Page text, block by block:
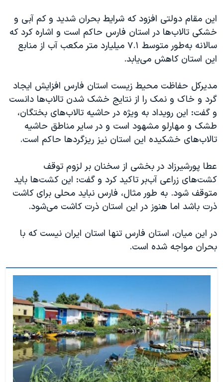
این مقام دولتی افزود که شرایط بحران شدید و کم آبی و
خشکی تالاب‌ها در استان فارس حاکم است و اشاره کرد که
سالانه به‌طور متوسط ۷.۱ میلیارد متر مکعب آب از منابع
این استان کاهش می‌یابد.
مدیرکل حفاظت محیط زیست استان فارس افزایش ایجاد
گرد و خاک و نمک را از نتایج خشک شدن تالاب‌ها دانست
و گفت: این رویداد به ویژه در حاشیه تالاب‌های بختگان،
طشک و مهارلو مشهود است و در سایر مناطق حاشیه
تالاب‌های خشکیده این استان نیز ریزگردها حاکم است.
عطا پورشیرزاد در بخشی از سخنان بر لزوم توقف
کشت‌های زراعی آب‌بر تاکید کرد و گفت: این کشت‌ها باید
متوقف شود. به طور مثال، فارس نباید محلی برای کاشت
ذرت باشد اما هنوز در این استان ذرت کاشت می‌شود.
در این میان، استان فارس تنها استان ایران نیست که با
بحران مواجه شده است.